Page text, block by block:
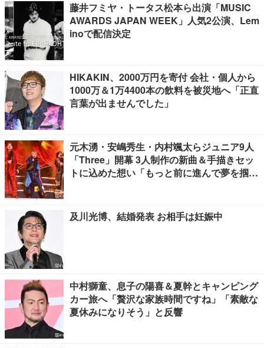
藤井フミヤ・トータス松本ら出演「MUSIC
AWARDS JAPAN WEEK」人気2公演、Lem
inoで配信決定
HIKAKIN、2000万円を寄付 会社・個人から
1000万＆1万4400本の飲料を被災地へ「正直
言葉が出ませんでした」
元木湧・安嶋秀生・内村颯太らジュニア9人
「Three」開幕 3人制作の新曲＆手描きセッ
トに込めた想い「もっと前に進んで夢を掴み
及川光博、結婚発表 お相手は妊娠中
中村獅童、息子の陽喜＆夏幹とキャンピング
カー旅へ「贅沢な家族時間ですね」「素敵な
夏休みになりそう」と反響